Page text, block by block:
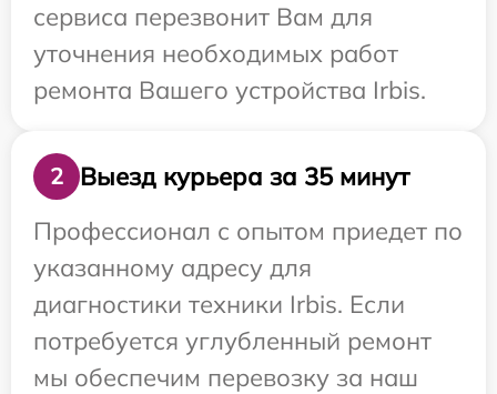
сервиса перезвонит Вам для
уточнения необходимых работ
ремонта Вашего устройства Irbis.
2
Выезд курьера за 35 минут
Профессионал с опытом приедет по
указанному адресу для
диагностики техники Irbis. Если
потребуется углубленный ремонт
мы обеспечим перевозку за наш